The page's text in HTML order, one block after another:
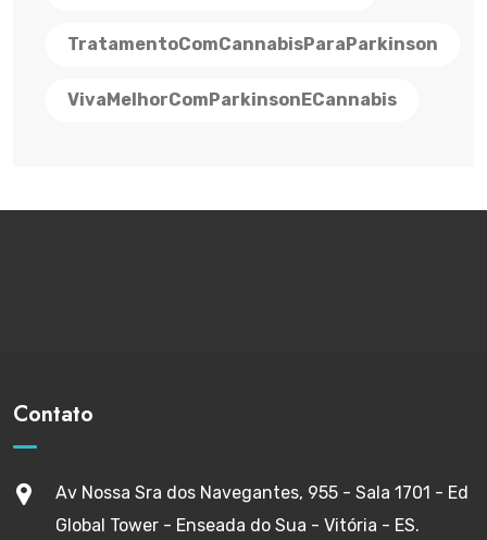
TratamentoComCannabisParaParkinson
VivaMelhorComParkinsonECannabis
Contato
Av Nossa Sra dos Navegantes, 955 - Sala 1701 - Ed
Global Tower - Enseada do Sua - Vitória - ES.